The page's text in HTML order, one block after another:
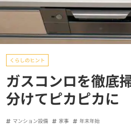
くらしのヒント
ガスコンロを徹底
分けてピカピカに
マンション設備 家事 年末年始